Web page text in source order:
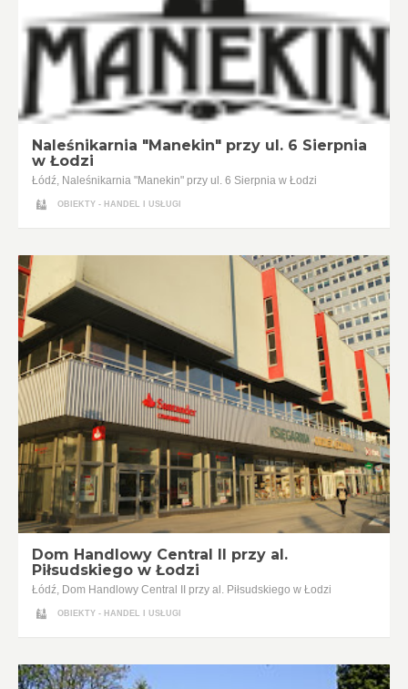
Naleśnikarnia "Manekin" przy ul. 6 Sierpnia
w Łodzi
Łódź, Naleśnikarnia "Manekin" przy ul. 6 Sierpnia w Łodzi
OBIEKTY - HANDEL I USŁUGI
Dom Handlowy Central II przy al.
Piłsudskiego w Łodzi
Łódź, Dom Handlowy Central II przy al. Piłsudskiego w Łodzi
OBIEKTY - HANDEL I USŁUGI